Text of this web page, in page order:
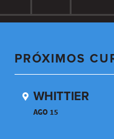
PRÓXIMOS
WHITTIER
AGO 15